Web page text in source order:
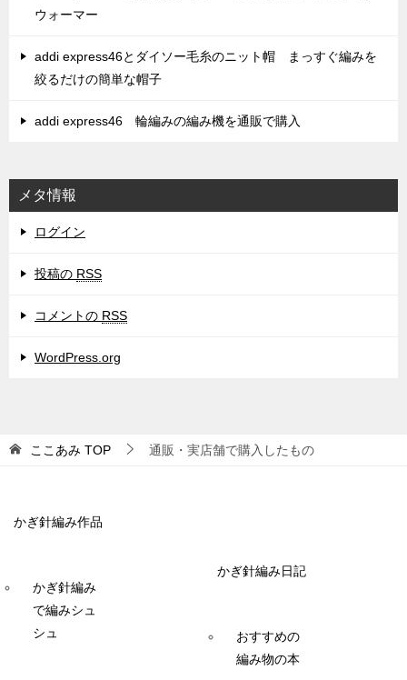
ウォーマー
addi express46とダイソー毛糸のニット帽 まっすぐ編みを
絞るだけの簡単な帽子
addi express46 輪編みの編み機を通販で購入
メタ情報
ログイン
投稿の RSS
コメントの RSS
WordPress.org
ここあみ TOP 通販・実店舗で購入したもの
かぎ針編み作品
かぎ針編み
で編みシュ
シュ
かぎ針編み日記
おすすめの
編み物の本